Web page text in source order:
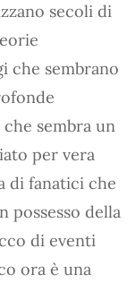
secoli di
che sembrano
sembra un
per vera
di fanatici che
possesso della
di eventi
ora è una